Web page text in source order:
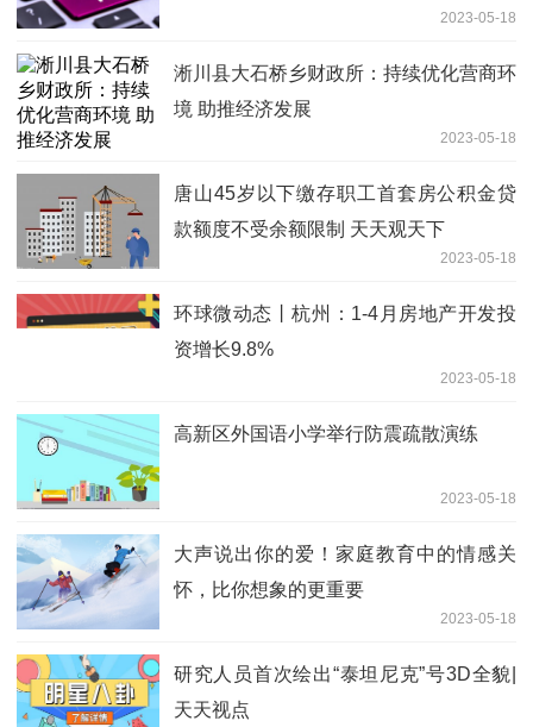
2023-05-18
淅川县大石桥乡财政所：持续优化营商环
境 助推经济发展
2023-05-18
唐山45岁以下缴存职工首套房公积金贷
款额度不受余额限制 天天观天下
2023-05-18
环球微动态丨杭州：1-4月房地产开发投
资增长9.8%
2023-05-18
高新区外国语小学举行防震疏散演练
2023-05-18
大声说出你的爱！家庭教育中的情感关
怀，比你想象的更重要
2023-05-18
研究人员首次绘出“泰坦尼克”号3D全貌|
天天视点